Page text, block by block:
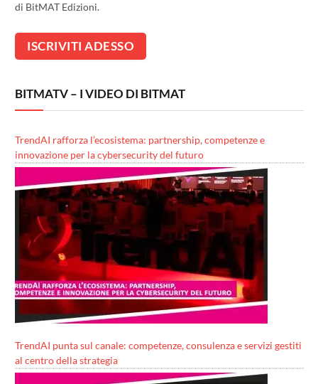
di BitMAT Edizioni.
BITMATV – I VIDEO DI BITMAT
TrendAI rafforza l’ecosistema: partnership, competenze e
innovazione per la cybersecurity del futuro
TrendAI punta sul canale: competenze, consulenza e servizi gestiti
al centro della strategia